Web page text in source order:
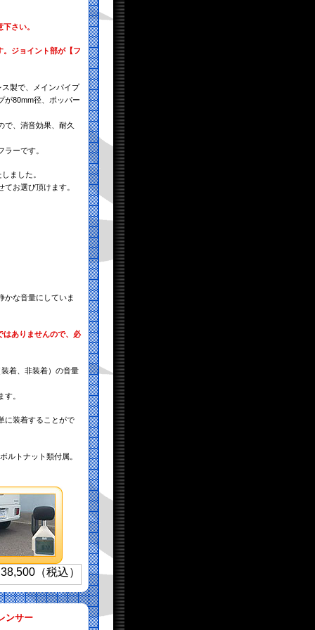
さい。
。ジョイント部が【フ
製で、メインパイプ
が80mm径、ポッパー
で、消音効果、耐久
ーです。
ました。
お選び頂けます。
かな音量にしていま
はありませんので、必
着、非装着）の音量
。
に装着することがで
ルトナット類付属。
ンサー